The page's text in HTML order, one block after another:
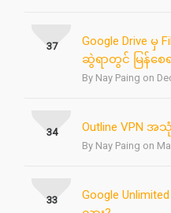
Google Drive မှ
ဆွဲရာတွင် မြန်စေ
By Nay Paing on
37
Outline VPN အသုံ
By Nay Paing on
34
Google
33